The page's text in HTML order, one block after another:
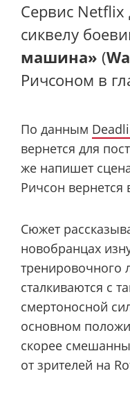
Сервис Netflix
сиквелу
машина» (
Ричсоном в
По данным
вернется для
же напишет
Ричсон вернется
Сюжет
новобранцах
тренировочного
сталкиваются с
смертоносной
основном
скорее
от зрителей на